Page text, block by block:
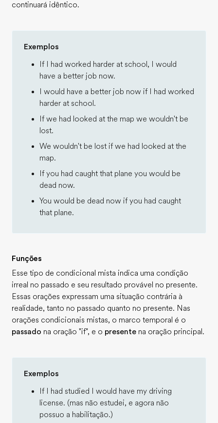
continuará idêntico.
Exemplos
If I had worked harder at school, I would
have a better job now.
I would have a better job now if I had worked
harder at school.
If we had looked at the map we wouldn't be
lost.
We wouldn't be lost if we had looked at the
map.
If you had caught that plane you would be
dead now.
You would be dead now if you had caught
that plane.
Funções
Esse tipo de condicional mista indica uma condição
irreal no passado e seu resultado provável no presente.
Essas orações expressam uma situação contrária à
realidade, tanto no passado quanto no presente. Nas
orações condicionais mistas, o marco temporal é o
passado na oração "if", e o presente na oração principal.
Exemplos
If I had studied I would have my driving
license. (mas não estudei, e agora não
possuo a habilitação.)